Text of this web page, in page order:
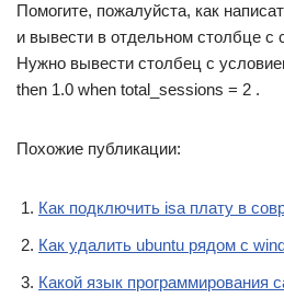
Помогите, пожалуйста, как
и вывести в отдельном столбце с
Нужно вывести столбец с
then 1.0 when total_sessions = 2 .
Похожие публикации:
Как подключить isa плату в
Как удалить ubuntu рядом с
Какой язык программирования